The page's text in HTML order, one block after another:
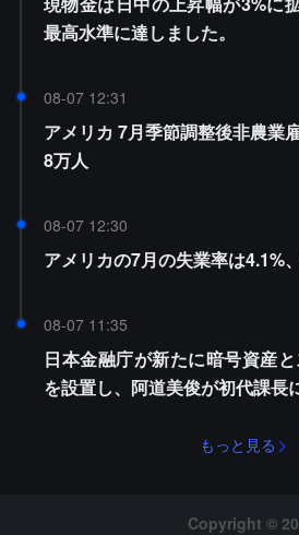
最高水準に達しました。
08-07 12:31
アメリカ 7月季節調整後非農業
8万人
08-07 12:30
アメリカの7月の失業率は4.1%
08-07 11:35
日本金融庁が新たに暗号資産
を設置し、阿道美俊が初代課長
もっと見る
Copyright ©